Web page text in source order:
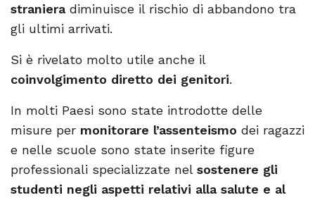
stranieradiminuisce il rischio di abbandono tra
gli ultimi arrivati.
Si è rivelato molto utile anche il
coinvolgimento diretto dei genitori.
In molti Paesi sono state introdotte delle
misure per monitorare l’assenteismo dei ragazzi
e nelle scuole sono state inserite figure
professionali specializzate nel sostenere gli
studenti negli aspetti relativi alla salute e al